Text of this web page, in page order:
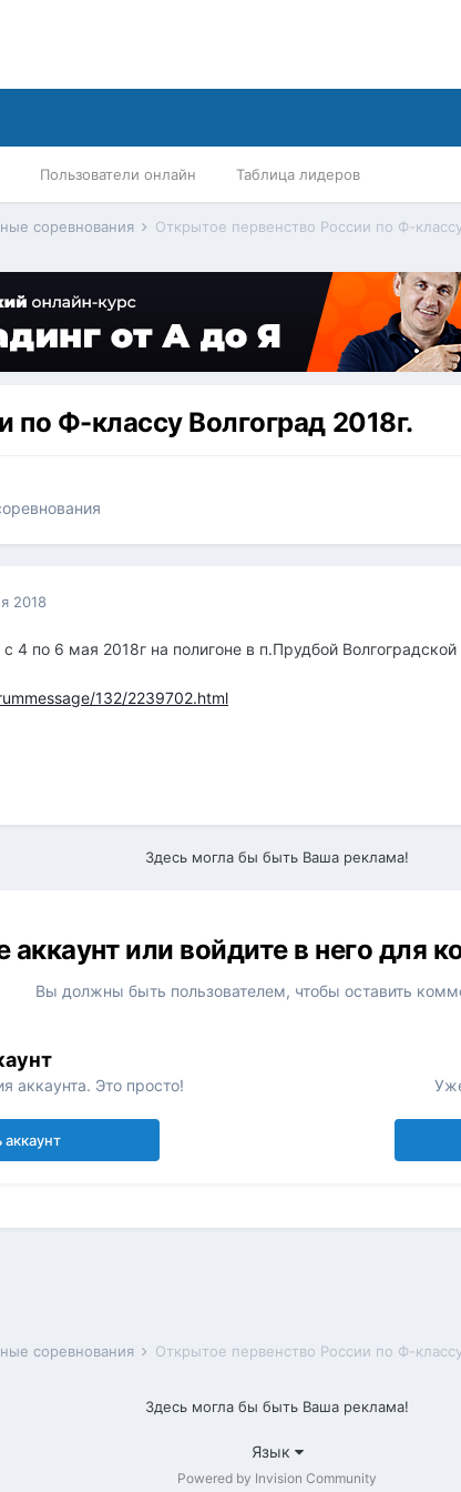
Пользователи онлайн Таблица лидеров
соревнования Открытое первенство России по Ф-классу
по Ф-классу Волгоград 2018г.
2018
4 по 6 мая 2018г на полигоне в п.Прудбой Волгоградской
132/2239702.html
Здесь могла бы быть Ваша реклама!
аккаунт или войдите в него для
Вы должны быть пользователем, чтобы оставить
аккаунта. Это просто!
аккаунт
соревнования Открытое первенство России по Ф-
Здесь могла бы быть Ваша реклама!
Язык
Powered by Invision Community